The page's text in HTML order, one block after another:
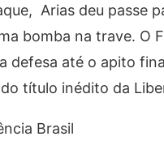
Arias deu passe
bomba na trave. O
defesa até o apito
título inédito da
Brasil